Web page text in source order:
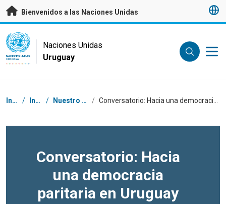
Saltar a contenido principal
Bienvenidos a las Naciones Unidas
UN Logo
NACIONES UNIDAS
URUGUAY
Naciones Unidas
Uruguay
Coordenadas dentro de la ruta de navegación
Inicio / Inicio / Nuestro trabajo /
Conversatorio: Hacia
una democracia
paritaria en Uruguay